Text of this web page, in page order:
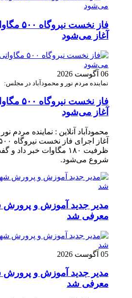
فاز
آغاز می‌شود
06 آگوست 2026
نماینده مردم نور و محمودآباد در مجلس:
فاز
آغاز می‌شود
محمودآباد آنلاین : نماینده مردم
ظرفیت ۱۸۰ مگاوات خبر
شروع می‌شود.
مدیر جدید آموزش و پرورش
معرفی شد
05 آگوست 2026
مدیر جدید آموزش و پرورش
معرفی شد